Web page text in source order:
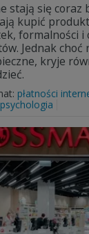
stają się coraz
kupić
formalności i
Jednak choć
kryje
płatności
psychologia